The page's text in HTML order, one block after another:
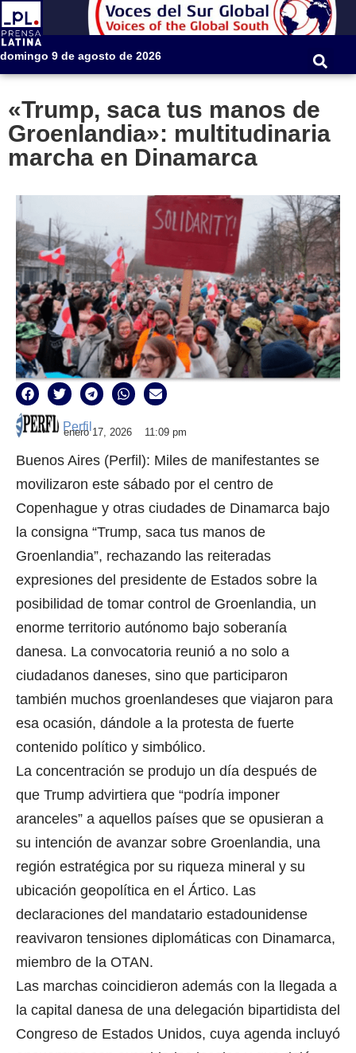
domingo 9 de agosto de 2026
«Trump, saca tus manos de
Groenlandia»: multitudinaria
marcha en Dinamarca
Perfil
enero 17, 2026 11:09 pm
Buenos Aires (Perfil): Miles de manifestantes se
movilizaron este sábado por el centro de
Copenhague y otras ciudades de Dinamarca bajo
la consigna “Trump, saca tus manos de
Groenlandia”, rechazando las reiteradas
expresiones del presidente de Estados sobre la
posibilidad de tomar control de Groenlandia, un
enorme territorio autónomo bajo soberanía
danesa. La convocatoria reunió a no solo a
ciudadanos daneses, sino que participaron
también muchos groenlandeses que viajaron para
esa ocasión, dándole a la protesta de fuerte
contenido político y simbólico.
La concentración se produjo un día después de
que Trump advirtiera que “podría imponer
aranceles” a aquellos países que se opusieran a
su intención de avanzar sobre Groenlandia, una
región estratégica por su riqueza mineral y su
ubicación geopolítica en el Ártico. Las
declaraciones del mandatario estadounidense
reavivaron tensiones diplomáticas con Dinamarca,
miembro de la OTAN.
Las marchas coincidieron además con la llegada a
la capital danesa de una delegación bipartidista del
Congreso de Estados Unidos, cuya agenda incluyó